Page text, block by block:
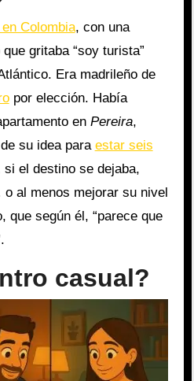
Colombia, con una
gritaba “soy turista”
Era madrileño de
por elección. Había
en Pereira,
su idea para estar seis
si el destino se dejaba,
al menos mejorar su nivel
que según él, “parece que
casual?